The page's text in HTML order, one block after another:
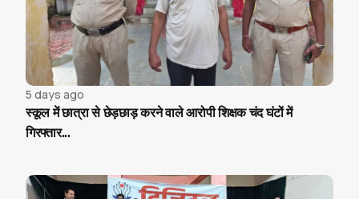
5 days ago
स्कूल में छात्रा से छेड़छाड़ करने वाले आरोपी शिक्षक चंद घंटों में
गिरफ्तार...